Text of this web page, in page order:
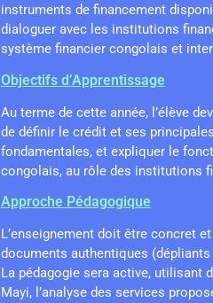
instruments de financement
dialoguer avec les institutions
système financier congolais et
Objectifs d’Apprentissage
Au terme de cette année, l’élève
de définir le crédit et ses
fondamentales, et expliquer le
congolais, au rôle des institutions
Approche Pédagogique
L’enseignement doit être concret
documents authentiques
La pédagogie sera active, utilisant
Mayi, l’analyse des services